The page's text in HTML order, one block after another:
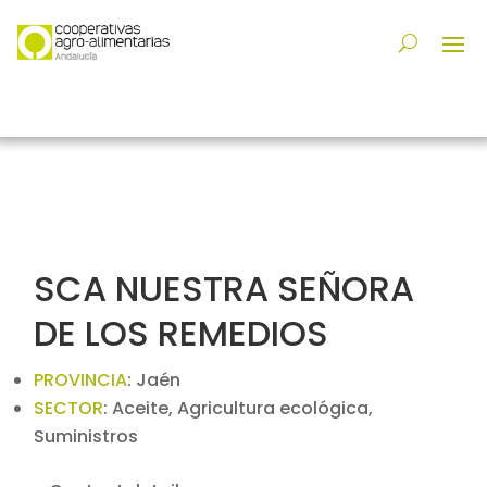
SCA NUESTRA SEÑORA
DE LOS REMEDIOS
PROVINCIA: Jaén
SECTOR: Aceite, Agricultura ecológica,
Suministros